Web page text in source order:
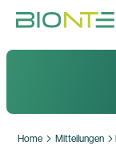
Home Mitteilungen